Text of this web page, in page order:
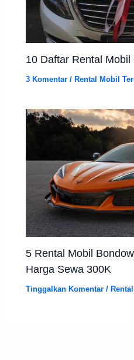
10 Daftar Rental Mobil
3 Komentar / Rental Mobil
5 Rental Mobil
Harga Sewa 300K
Tinggalkan Komentar /